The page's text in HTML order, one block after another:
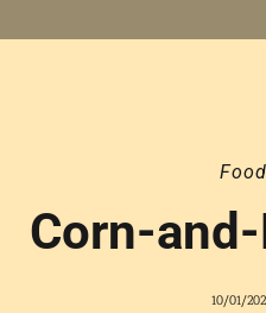
Food
Corn-
10/01/